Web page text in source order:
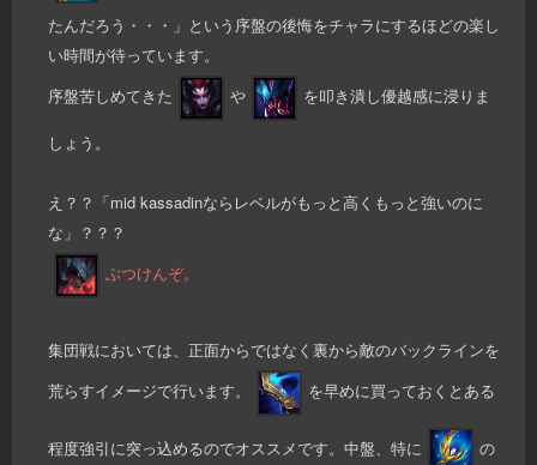
たんだろう・・・」という序盤の後悔をチャラにするほどの楽し
い時間が待っています。
序盤苦しめてきた
や を叩き潰し優越感に浸りま
しょう。
え？？「mid kassadinならレベルがもっと高くもっと強いのに
な」？？？
ぶつけんぞ。
集団戦においては、正面からではなく裏から敵のバックラインを
荒らすイメージで行います。
を早めに買っておくとある
程度強引に突っ込めるのでオススメです。中盤、特に の